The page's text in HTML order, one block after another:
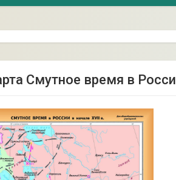
Смутное время в